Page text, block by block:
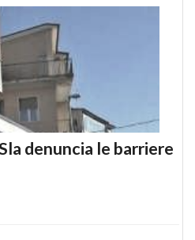
denuncia le barriere